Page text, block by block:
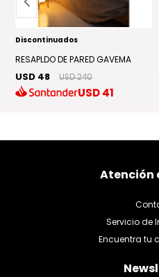
Discontinuados
RESAPLDO DE PARED GAVEMA
USD 48 USD 240
USD41
Atención
Servicio de
Encuentra tu